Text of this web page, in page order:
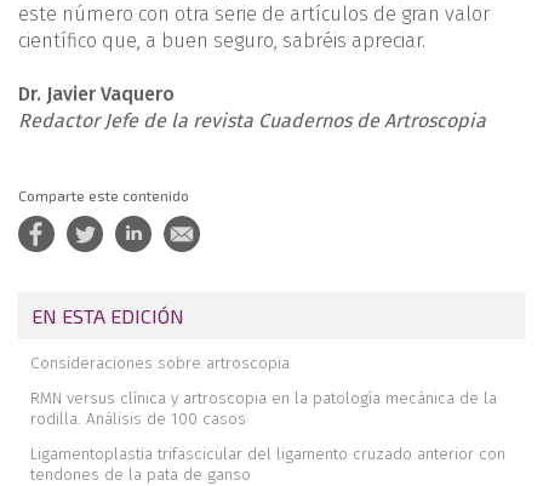
es­te número con otra serie de artículos de gran valor
científico que, a buen seguro, sabréis apreciar.
Dr. Javier Vaquero
Redactor Jefe de la revista Cuadernos de Artroscopia
Comparte este contenido
EN ESTA EDICIÓN
Consideraciones sobre artroscopia
RMN versus clínica y artroscopia en la patología mecánica de la
rodilla. Análisis de 100 casos
Ligamentoplastia trifascicular del ligamento cruzado anterior con
tendones de la pata de ganso